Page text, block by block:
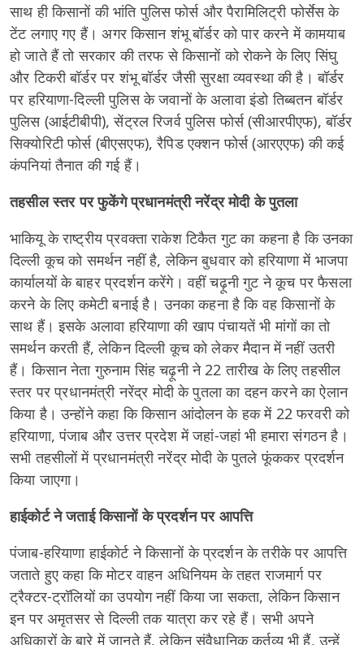
साथ ही किसानों की भांति पुलिस फोर्स और पैरामिलिट्री फोर्सेस के
टेंट लगाए गए हैं। अगर किसान शंभू बॉर्डर को पार करने में कामयाब
हो जाते हैं तो सरकार की तरफ से किसानों को रोकने के लिए सिंघु
और टिकरी बॉर्डर पर शंभू बॉर्डर जैसी सुरक्षा व्यवस्था की है। बॉर्डर
पर हरियाणा-दिल्ली पुलिस के जवानों के अलावा इंडो तिब्बतन बॉर्डर
पुलिस (आईटीबीपी), सेंट्रल रिजर्व पुलिस फोर्स (सीआरपीएफ), बॉर्डर
सिक्योरिटी फोर्स (बीएसएफ), रैपिड एक्शन फोर्स (आरएएफ) की कई
कंपनियां तैनात की गई हैं।
तहसील स्तर पर फुकेंगे प्रधानमंत्री नरेंद्र मोदी के पुतला
भाकियू के राष्ट्रीय प्रवक्ता राकेश टिकैत गुट का कहना है कि उनका
दिल्ली कूच को समर्थन नहीं है, लेकिन बुधवार को हरियाणा में भाजपा
कार्यालयों के बाहर प्रदर्शन करेंगे। वहीं चढ़ूनी गुट ने कूच पर फैसला
करने के लिए कमेटी बनाई है। उनका कहना है कि वह किसानों के
साथ हैं। इसके अलावा हरियाणा की खाप पंचायतें भी मांगों का तो
समर्थन करती हैं, लेकिन दिल्ली कूच को लेकर मैदान में नहीं उतरी
हैं। किसान नेता गुरुनाम सिंह चढ़ूनी ने 22 तारीख के लिए तहसील
स्तर पर प्रधानमंत्री नरेंद्र मोदी के पुतला का दहन करने का ऐलान
किया है। उन्होंने कहा कि किसान आंदोलन के हक में 22 फरवरी को
हरियाणा, पंजाब और उत्तर प्रदेश में जहां-जहां भी हमारा संगठन है।
सभी तहसीलों में प्रधानमंत्री नरेंद्र मोदी के पुतले फूंककर प्रदर्शन
किया जाएगा।
हाईकोर्ट ने जताई किसानों के प्रदर्शन पर आपत्ति
पंजाब-हरियाणा हाईकोर्ट ने किसानों के प्रदर्शन के तरीके पर आपत्ति
जताते हुए कहा कि मोटर वाहन अधिनियम के तहत राजमार्ग पर
ट्रैक्टर-ट्रॉलियों का उपयोग नहीं किया जा सकता, लेकिन किसान
इन पर अमृतसर से दिल्ली तक यात्रा कर रहे हैं। सभी अपने
अधिकारों के बारे में जानते हैं, लेकिन संवैधानिक कर्तव्य भी हैं, उन्हें